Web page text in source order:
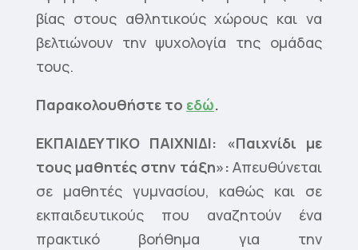
βίας στους αθλητικούς χώρους και να
βελτιώνουν την ψυχολογία της ομάδας
τους.
Παρακολουθήστε το εδώ.
ΕΚΠΑΙΔΕΥΤΙΚΟ ΠΑΙΧΝΙΔΙ: «Παιχνίδι με
τους μαθητές στην τάξη»:Απευθύνεται
σε μαθητές γυμνασίου, καθώς και σε
εκπαιδευτικούς που αναζητούν ένα
πρακτικό βοήθημα για την